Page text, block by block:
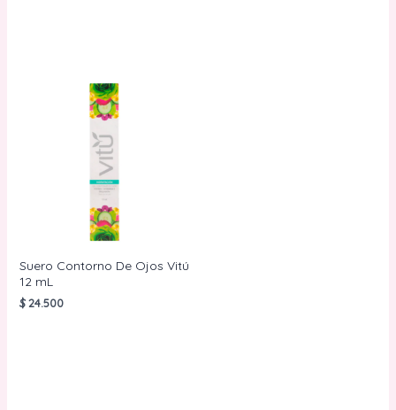
Suero Contorno De Ojos Vitú
12 mL
$24.500